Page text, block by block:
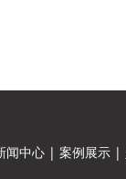
闻中心 | 案例展示 |